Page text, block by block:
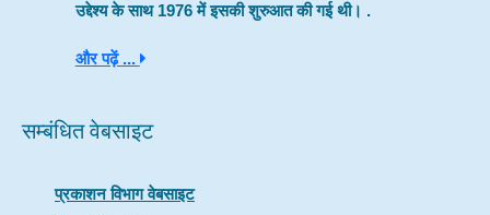
उद्देश्य के साथ 1976 में इसकी शुरुआत की गई थी। .
और पढ़ें ...
सम्बंधित वेबसाइट
प्रकाशन विभाग वेबसाइट